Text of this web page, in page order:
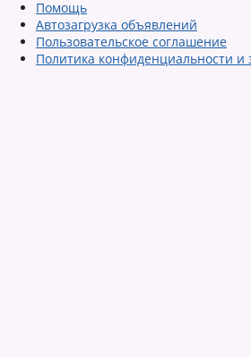
Помощь
Автозагрузка объявлений
Пользовательское соглашение
Политика конфиденциальности